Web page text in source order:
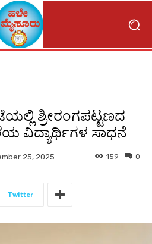
ಶ್ರೀರಂಗಪಟ್ಟಣದ
ವಿದ್ಯಾರ್ಥಿಗಳ ಸಾಧನೆ
25, 2025 0
159
Twitter